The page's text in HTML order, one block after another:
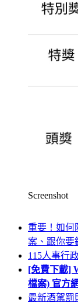
Screenshot
重要！如何
案、跟你要
115人事行
[免費下載]
檔案) 官方
最新酒駕罰